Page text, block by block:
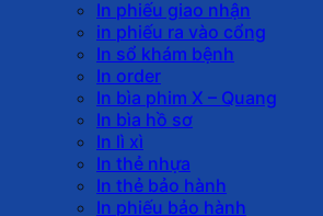
In phiếu giao nhận
in phiếu ra vào cổng
In sổ khám bệnh
In order
In bìa phim X – Quang
In bìa hồ sơ
In lì xì
In thẻ nhựa
In thẻ bảo hành
In phiếu bảo hành